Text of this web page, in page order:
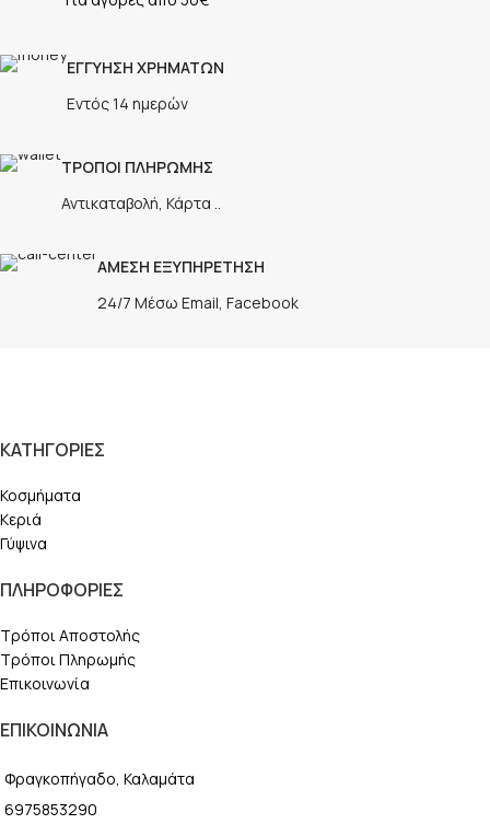
ΕΓΓΥΗΣΗ ΧΡΗΜΑΤΩΝ
Εντός 14 ημερών
ΤΡΟΠΟΙ ΠΛΗΡΩΜΗΣ
Αντικαταβολή, Κάρτα ..
ΑΜΕΣΗ ΕΞΥΠΗΡΕΤΗΣΗ
24/7 Μέσω Email, Facebook
ΚΑΤΗΓΟΡΙΕΣ
Κοσμήματα
Κεριά
Γύψινα
ΠΛΗΡΟΦΟΡΙΕΣ
Τρόποι Αποστολής
Τρόποι Πληρωμής
Επικοινωνία
ΕΠΙΚΟΙΝΩΝΙΑ
Φραγκοπήγαδο, Καλαμάτα
6975853290